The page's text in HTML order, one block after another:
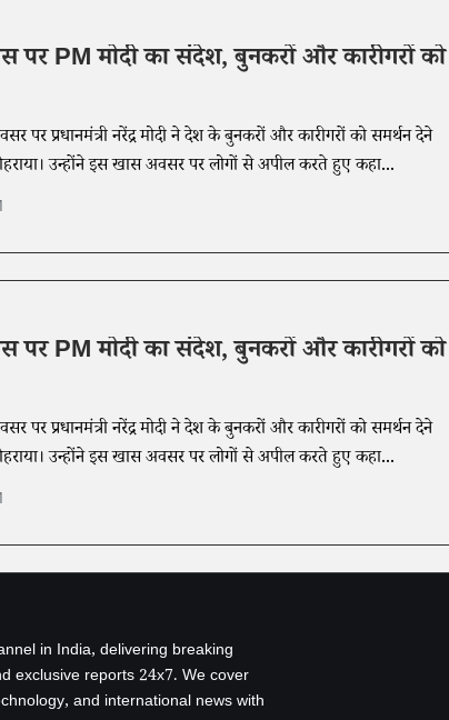
पर PM मोदी का संदेश, बुनकरों और कारीगरों को
पर प्रधानमंत्री नरेंद्र मोदी ने देश के बुनकरों और कारीगरों को समर्थन देने
उन्होंने इस खास अवसर पर लोगों से अपील करते हुए कहा...
पर PM मोदी का संदेश, बुनकरों और कारीगरों को
पर प्रधानमंत्री नरेंद्र मोदी ने देश के बुनकरों और कारीगरों को समर्थन देने
उन्होंने इस खास अवसर पर लोगों से अपील करते हुए कहा...
in India, delivering breaking
exclusive reports 24x7. We cover
and international news with